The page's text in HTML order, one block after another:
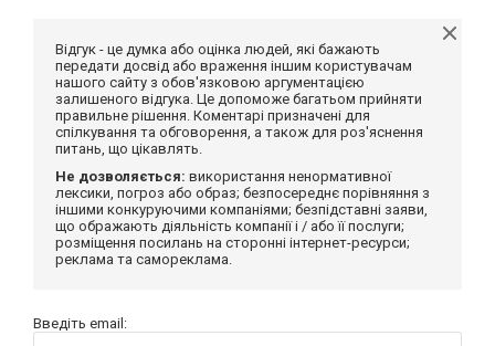
Відгук - це думка або оцінка людей, які бажають
передати досвід або враження іншим користувачам
нашого сайту з обов'язковою аргументацією
залишеного відгука. Це допоможе багатьом прийняти
правильне рішення. Коментарі призначені для
спілкування та обговорення, а також для роз'яснення
питань, що цікавлять.
Не дозволяється: використання ненормативної
лексики, погроз або образ; безпосереднє порівняння з
іншими конкуруючими компаніями; безпідставні заяви,
що ображають діяльність компанії і / або її послуги;
розміщення посилань на сторонні інтернет-ресурси;
реклама та самореклама.
Введіть email: